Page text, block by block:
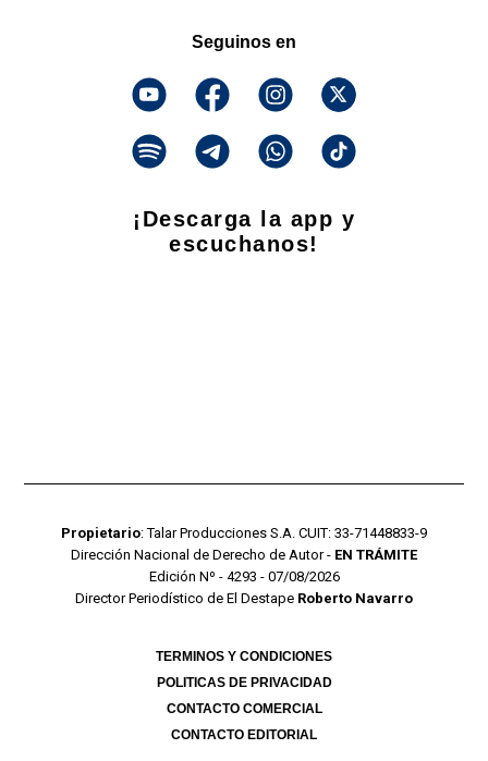
Seguinos en
¡Descarga la app y
escuchanos!
Propietario: Talar Producciones S.A. CUIT: 33-71448833-9
Dirección Nacional de Derecho de Autor - EN TRÁMITE
Edición Nº - 4293 - 07/08/2026
Director Periodístico de El Destape Roberto Navarro
TERMINOS Y CONDICIONES
POLITICAS DE PRIVACIDAD
CONTACTO COMERCIAL
CONTACTO EDITORIAL